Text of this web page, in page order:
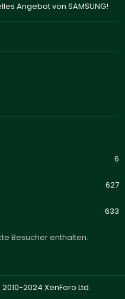
Angebot von SAMSUNG!
6
627
633
Besucher enthalten.
2024 XenForo Ltd.